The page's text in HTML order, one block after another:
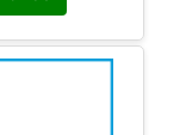
rapide